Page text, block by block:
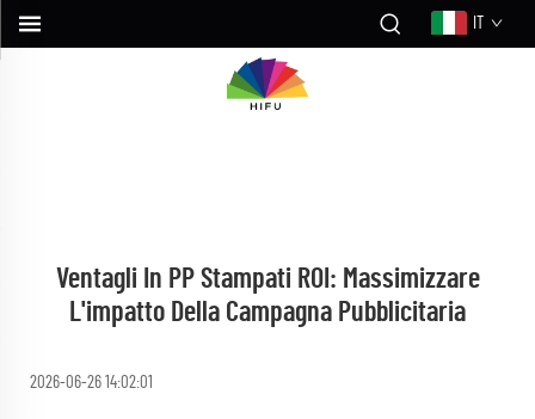
Ventagli In PP Stampati ROI: Massimizzare
L'impatto Della Campagna Pubblicitaria
2026-06-26 14:02:01